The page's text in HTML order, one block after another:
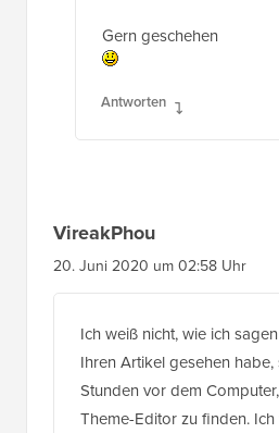
Gern geschehen
Antworten
VireakPhou
20. Juni 2020 um 02:58 Uhr
Ich weiß nicht, wie ich
Ihren Artikel gesehen
Stunden vor dem
Theme-Editor zu finden.